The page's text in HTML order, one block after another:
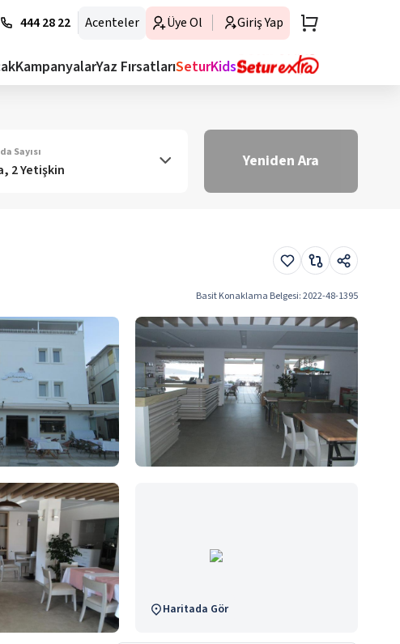
444 28 22 Acenteler Üye Ol Giriş Yap
KampanyalarYaz FırsatlarıSeturKids
Sayısı
2 Yetişkin Yeniden Ara
Basit Konaklama Belgesi:2022-48-1395
Haritada Gör